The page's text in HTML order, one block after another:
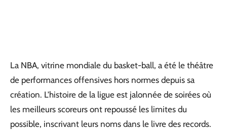
La NBA, vitrine mondiale du basket-ball, a été le théâtre
de performances offensives hors normes depuis sa
création. L’histoire de la ligue est jalonnée de soirées où
les meilleurs scoreurs ont repoussé les limites du
possible, inscrivant leurs noms dans le livre des records.